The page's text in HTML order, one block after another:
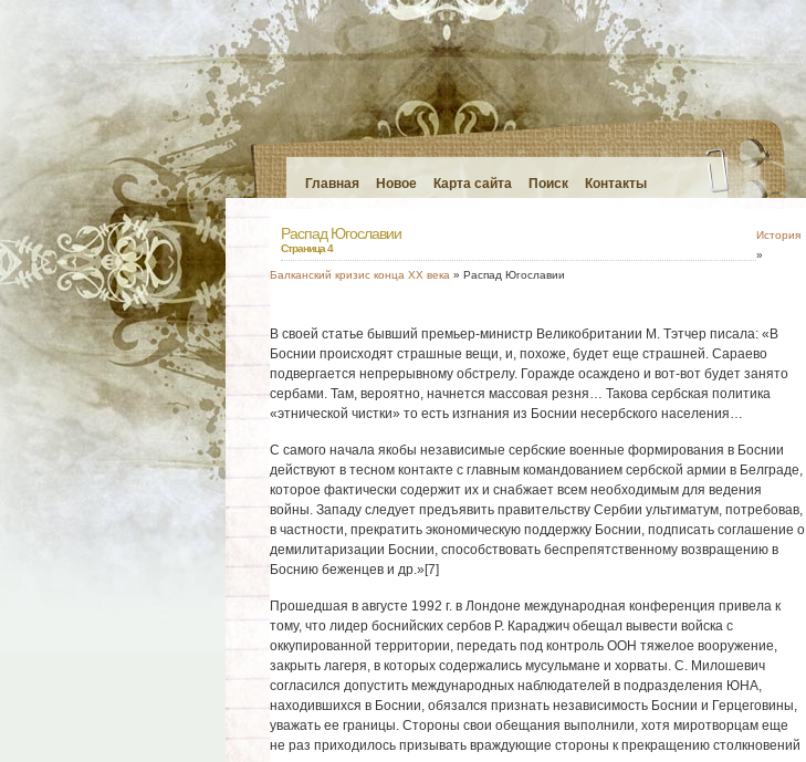
Главная Новое Карта сайта Поиск Контакты
Распад Югославии
Страница 4
История
»
Балканский кризис конца XX века » Распад Югославии
В своей статье бывший премьер-министр Великобритании М. Тэтчер писала: «В
Боснии происходят страшные вещи, и, похоже, будет еще страшней. Сараево
подвергается непрерывному обстрелу. Горажде осаждено и вот-вот будет занято
сербами. Там, вероятно, начнется массовая резня… Такова сербская политика
«этнической чистки» то есть изгнания из Боснии несербского населения…
С самого начала якобы независимые сербские военные формирования в Боснии
действуют в тесном контакте с главным командованием сербской армии в Белграде,
которое фактически содержит их и снабжает всем необходимым для ведения
войны. Западу следует предъявить правительству Сербии ультиматум, потребовав,
в частности, прекратить экономическую поддержку Боснии, подписать соглашение о
демилитаризации Боснии, способствовать беспрепятственному возвращению в
Боснию беженцев и др.»[7]
Прошедшая в августе 1992 г. в Лондоне международная конференция привела к
тому, что лидер боснийских сербов Р. Караджич обещал вывести войска с
оккупированной территории, передать под контроль ООН тяжелое вооружение,
закрыть лагеря, в которых содержались мусульмане и хорваты. С. Милошевич
согласился допустить международных наблюдателей в подразделения ЮНА,
находившихся в Боснии, обязался признать независимость Боснии и Герцеговины,
уважать ее границы. Стороны свои обещания выполнили, хотя миротворцам еще
не раз приходилось призывать враждующие стороны к прекращению столкновений